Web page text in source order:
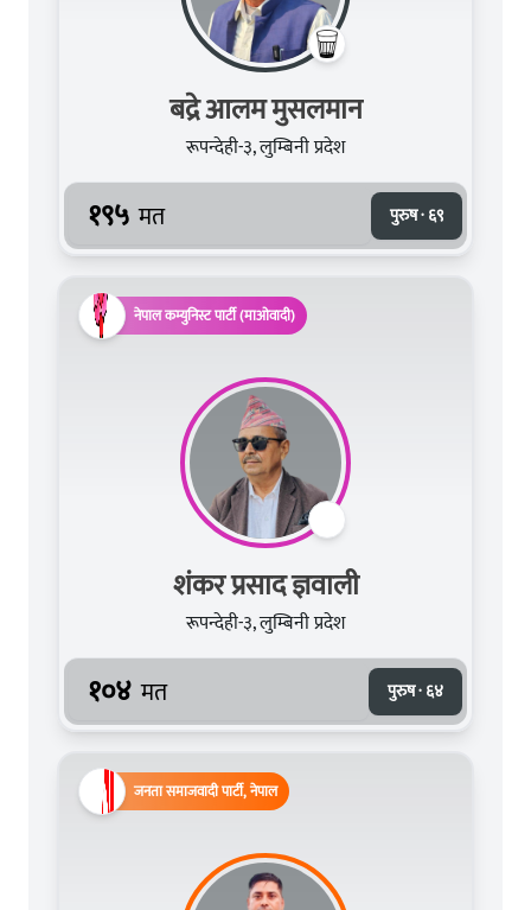
बद्रे आलम मुसलमान
रूपन्देही-३, लुम्बिनी प्रदेश
१९५ मत पुरुष · ६९
नेपाल कम्युनिस्ट पार्टी (माओवादी)
शंकर प्रसाद ज्ञवाली
रूपन्देही-३, लुम्बिनी प्रदेश
१०४ मत पुरुष · ६४
जनता समाजवादी पार्टी, नेपाल